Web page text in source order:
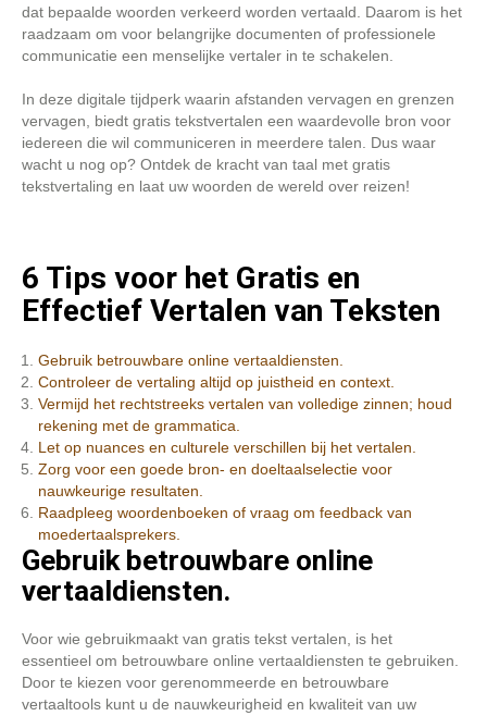
dat bepaalde woorden verkeerd worden vertaald. Daarom is het
raadzaam om voor belangrijke documenten of professionele
communicatie een menselijke vertaler in te schakelen.
In deze digitale tijdperk waarin afstanden vervagen en grenzen
vervagen, biedt gratis tekstvertalen een waardevolle bron voor
iedereen die wil communiceren in meerdere talen. Dus waar
wacht u nog op? Ontdek de kracht van taal met gratis
tekstvertaling en laat uw woorden de wereld over reizen!
6 Tips voor het Gratis en
Effectief Vertalen van Teksten
Gebruik betrouwbare online vertaaldiensten.
Controleer de vertaling altijd op juistheid en context.
Vermijd het rechtstreeks vertalen van volledige zinnen; houd
rekening met de grammatica.
Let op nuances en culturele verschillen bij het vertalen.
Zorg voor een goede bron- en doeltaalselectie voor
nauwkeurige resultaten.
Raadpleeg woordenboeken of vraag om feedback van
moedertaalsprekers.
Gebruik betrouwbare online
vertaaldiensten.
Voor wie gebruikmaakt van gratis tekst vertalen, is het
essentieel om betrouwbare online vertaaldiensten te gebruiken.
Door te kiezen voor gerenommeerde en betrouwbare
vertaaltools kunt u de nauwkeurigheid en kwaliteit van uw